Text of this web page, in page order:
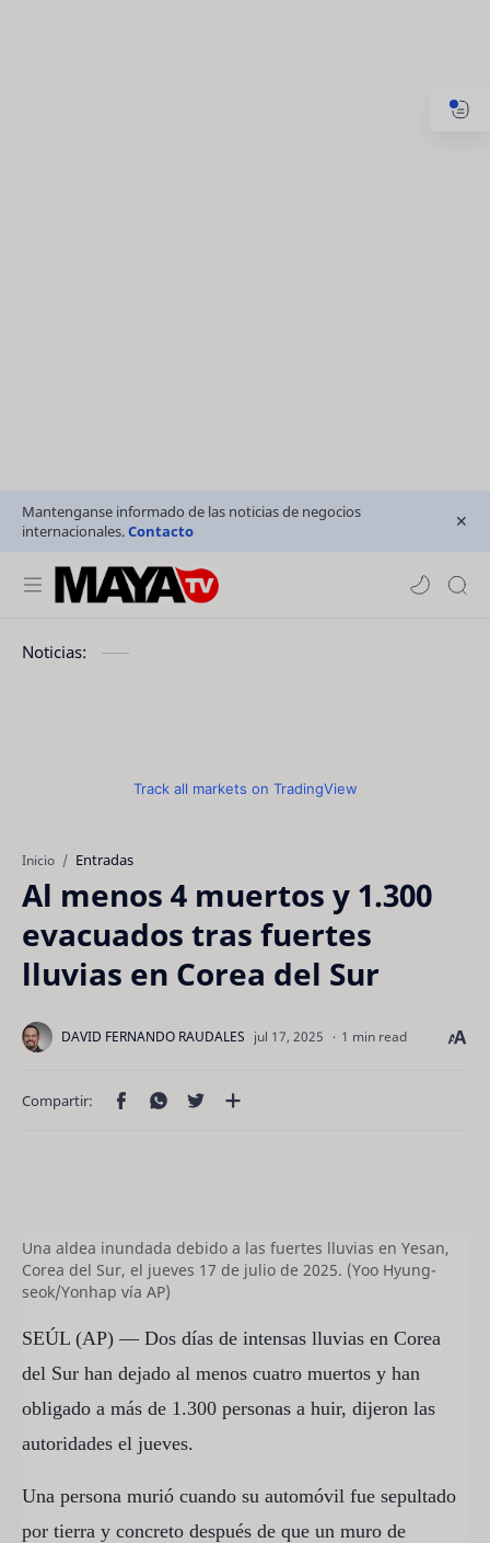
Mantenganse informado de las noticias de negocios
internacionales.Contacto
Noticias:
Track all markets on TradingView
Inicio Entradas
Al menos 4 muertos y 1.300
evacuados tras fuertes
lluvias en Corea del Sur
1 min read
Una aldea inundada debido a las fuertes lluvias en Yesan,
Corea del Sur, el jueves 17 de julio de 2025. (Yoo Hyung-
seok/Yonhap vía AP)
SEÚL (AP) — Dos días de intensas lluvias en Corea
del Sur han dejado al menos cuatro muertos y han
obligado a más de 1.300 personas a huir, dijeron las
autoridades el jueves.
Una persona murió cuando su automóvil fue sepultado
por tierra y concreto después de que un muro de